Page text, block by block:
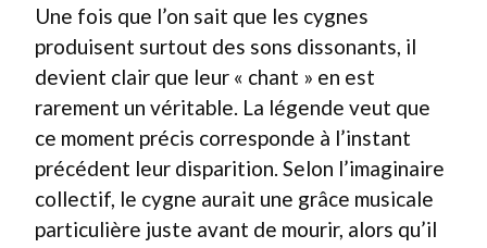
Une fois que l’on sait que les cygnes
produisent surtout des sons dissonants, il
devient clair que leur « chant » en est
rarement un véritable. La légende veut que
ce moment précis corresponde à l’instant
précédent leur disparition. Selon l’imaginaire
collectif, le cygne aurait une grâce musicale
particulière juste avant de mourir, alors qu’il